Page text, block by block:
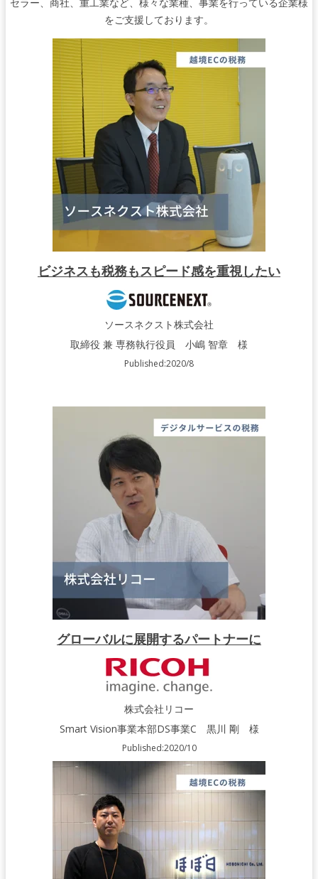
をご支援しております。
ビジネスも税務もスピード感を重視したい
ソースネクスト株式会社
取締役 兼 専務執行役員 小嶋 智章 様
Published:2020/8
グローバルに展開するパートナーに
株式会社リコー
Smart Vision事業本部DS事業C 黒川 剛 様
Published:2020/10